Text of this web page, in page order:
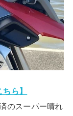
ら】
のスーパー晴れ